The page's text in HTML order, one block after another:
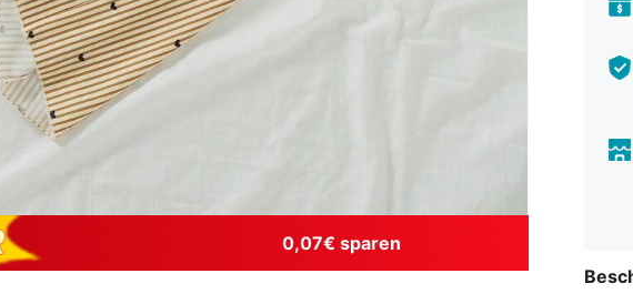
0,07€ sparen